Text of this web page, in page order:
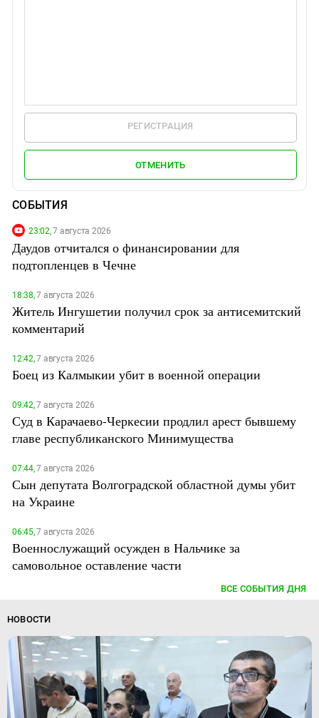
РЕГИСТРАЦИЯ
ОТМЕНИТЬ
СОБЫТИЯ
23:02,7 августа 2026
Даудов отчитался о финансировании для
подтопленцев в Чечне
18:38,7 августа 2026
Житель Ингушетии получил срок за антисемитский
комментарий
12:42,7 августа 2026
Боец из Калмыкии убит в военной операции
09:42,7 августа 2026
Суд в Карачаево-Черкесии продлил арест бывшему
главе республиканского Минимущества
07:44,7 августа 2026
Сын депутата Волгоградской областной думы убит
на Украине
06:45,7 августа 2026
Военнослужащий осужден в Нальчике за
самовольное оставление части
ВСЕ СОБЫТИЯ ДНЯ
НОВОСТИ